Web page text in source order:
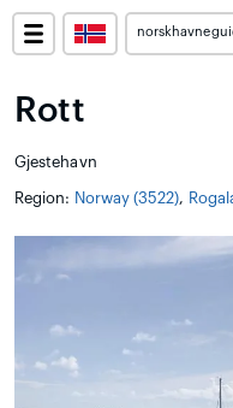
Rott
Gjestehavn
Region: Norway (3522),